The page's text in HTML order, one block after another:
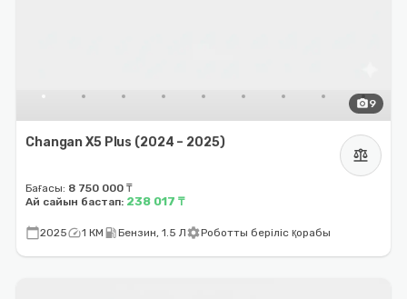
photo_camera9
Changan X5 Plus (2024 – 2025)
balance
Бағасы: 8 750 000 ₸
Ай сайын бастап: 238 017 ₸
calendar_today2025speed1 КМ local_gas_stationБензин, 1.5 ЛsettingsРоботты беріліс қорабы